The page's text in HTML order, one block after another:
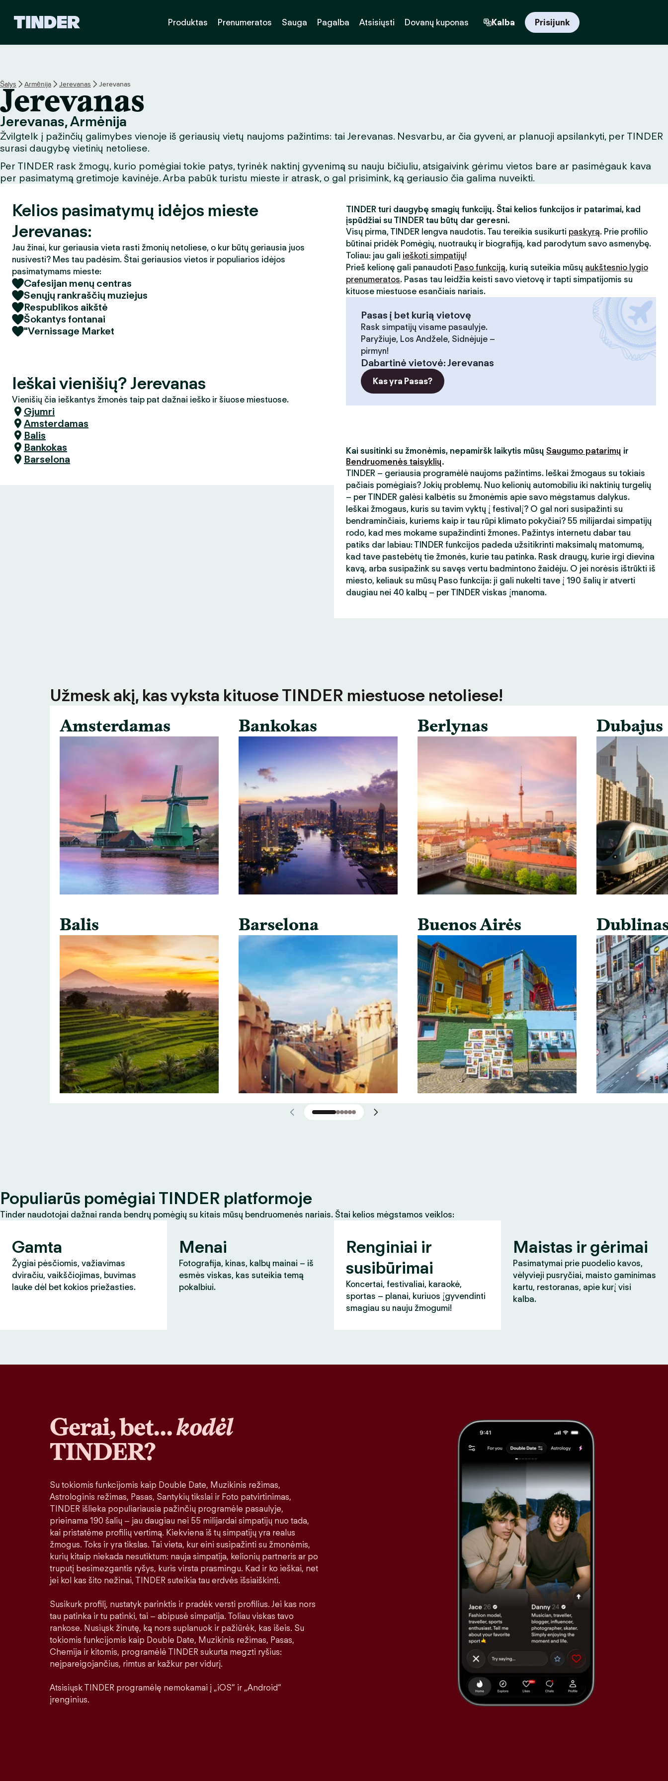
p
a
g
r
i
n
d
n
i
Produktas Prenumeratos Sauga Pagalba Atsisiųsti Dovanų kuponas Kalba Prisijunk
Šalys Armėnija Jerevanas Jerevanas
Jerevanas
Jerevanas, Armėnija
Žvilgtelk į pažinčių galimybes vienoje iš geriausių vietų naujoms pažintims: tai Jerevanas. Nesvarbu, ar čia gyveni, ar planuoji apsilankyti, per TINDER
surasi daugybę vietinių netoliese.
Per TINDER rask žmogų, kurio pomėgiai tokie patys, tyrinėk naktinį gyvenimą su nauju bičiuliu, atsigaivink gėrimu vietos bare ar pasimėgauk kava
per pasimatymą gretimoje kavinėje. Arba pabūk turistu mieste ir atrask, o gal prisimink, ką geriausio čia galima nuveikti.
Kelios pasimatymų idėjos mieste
Jerevanas:
Jau žinai, kur geriausia vieta rasti žmonių netoliese, o kur būtų geriausia juos
nusivesti? Mes tau padėsim. Štai geriausios vietos ir populiarios idėjos
pasimatymams mieste:
Cafesijan menų centras
Senųjų rankraščių muziejus
Respublikos aikštė
Šokantys fontanai
"Vernissage Market
Ieškai vienišių? Jerevanas
Vienišių čia ieškantys žmonės taip pat dažnai ieško ir šiuose miestuose.
Gjumri
Amsterdamas
Balis
Bankokas
Barselona
TINDER turi daugybę smagių funkcijų. Štai kelios funkcijos ir patarimai, kad
įspūdžiai su TINDER tau būtų dar geresni.
Visų pirma, TINDER lengva naudotis. Tau tereikia susikurti paskyrą. Prie profilio
būtinai pridėk Pomėgių, nuotraukų ir biografiją, kad parodytum savo asmenybę.
Toliau: jau gali ieškoti simpatijų!
Prieš kelionę gali panaudoti Paso funkciją, kurią suteikia mūsų aukštesnio lygio
prenumeratos. Pasas tau leidžia keisti savo vietovę ir tapti simpatijomis su
kituose miestuose esančiais nariais.
Pasas į bet kurią vietovę
Rask simpatijų visame pasaulyje.
Paryžiuje, Los Andžele, Sidnėjuje –
pirmyn!
Dabartinė vietovė:Jerevanas
Kas yra Pasas?
Kai susitinki su žmonėmis, nepamiršk laikytis mūsų Saugumo patarimų ir
Bendruomenės taisyklių.
TINDER – geriausia programėlė naujoms pažintims. Ieškai žmogaus su tokiais
pačiais pomėgiais? Jokių problemų. Nuo kelionių automobiliu iki naktinių turgelių
– per TINDER galėsi kalbėtis su žmonėmis apie savo mėgstamus dalykus.
Ieškai žmogaus, kuris su tavim vyktų į festivalį? O gal nori susipažinti su
bendraminčiais, kuriems kaip ir tau rūpi klimato pokyčiai? 55 milijardai simpatijų
rodo, kad mes mokame supažindinti žmones. Pažintys internetu dabar tau
patiks dar labiau: TINDER funkcijos padeda užsitikrinti maksimalų matomumą,
kad tave pastebėtų tie žmonės, kurie tau patinka. Rask draugų, kurie irgi dievina
kavą, arba susipažink su savęs vertu badmintono žaidėju. O jei norėsis ištrūkti iš
miesto, keliauk su mūsų Paso funkcija: ji gali nukelti tave į 190 šalių ir atverti
daugiau nei 40 kalbų – per TINDER viskas įmanoma.
Užmesk akį, kas vyksta kituose TINDER miestuose netoliese!
Amsterdamas
Balis
Bankokas
Barselona
Berlynas
Buenos Airės
Dubajus
Populiarūs pomėgiai TINDER platformoje
Tinder naudotojai dažnai randa bendrų pomėgių su kitais mūsų bendruomenės nariais. Štai kelios mėgstamos veiklos:
Gamta
Žygiai pėsčiomis, važiavimas
dviračiu, vaikščiojimas, buvimas
lauke dėl bet kokios priežasties.
Menai
Fotografija, kinas, kalbų mainai – iš
esmės viskas, kas suteikia temą
pokalbiui.
Renginiai ir
susibūrimai
Koncertai, festivaliai, karaokė,
sportas – planai, kuriuos įgyvendinti
smagiau su nauju žmogumi!
Maistas ir gėrimai
Pasimatymai prie puodelio kavos,
vėlyvieji pusryčiai, maisto gaminimas
kartu, restoranas, apie kurį visi
kalba.
Gerai, bet…kodėl
TINDER?
Su tokiomis funkcijomis kaip Double Date, Muzikinis režimas,
Astrologinis režimas, Pasas, Santykių tikslai ir Foto patvirtinimas,
TINDER išlieka populiariausia pažinčių programėle pasaulyje,
prieinama 190 šalių – jau daugiau nei 55 milijardai simpatijų nuo tada,
kai pristatėme profilių vertimą. Kiekviena iš tų simpatijų yra realus
žmogus. Toks ir yra tikslas. Tai vieta, kur eini susipažinti su žmonėmis,
kurių kitaip niekada nesutiktum: nauja simpatija, kelionių partneris ar po
truputį besimezgantis ryšys, kuris virsta prasmingu. Kad ir ko ieškai, net
jei kol kas šito nežinai, TINDER suteikia tau erdvės išsiaiškinti.
Susikurk profilį, nustatyk parinktis ir pradėk versti profilius. Jei kas nors
tau patinka ir tu patinki, tai – abipusė simpatija. Toliau viskas tavo
rankose. Nusiųsk žinutę, ką nors suplanuok ir pažiūrėk, kas išeis. Su
tokiomis funkcijomis kaip Double Date, Muzikinis režimas, Pasas,
Chemija ir kitomis, programėlė TINDER sukurta megzti ryšius:
neįpareigojančius, rimtus ar kažkur per vidurį.
Atsisiųsk TINDER programėlę nemokamai į „iOS“ ir „Android“
įrenginius.